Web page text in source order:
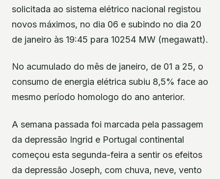
solicitada ao sistema elétrico nacional registou
novos máximos, no dia 06 e subindo no dia 20
de janeiro às 19:45 para 10254 MW (megawatt).
No acumulado do mês de janeiro, de 01 a 25, o
consumo de energia elétrica subiu 8,5% face ao
mesmo período homologo do ano anterior.
A semana passada foi marcada pela passagem
da depressão Ingrid e Portugal continental
começou esta segunda-feira a sentir os efeitos
da depressão Joseph, com chuva, neve, vento